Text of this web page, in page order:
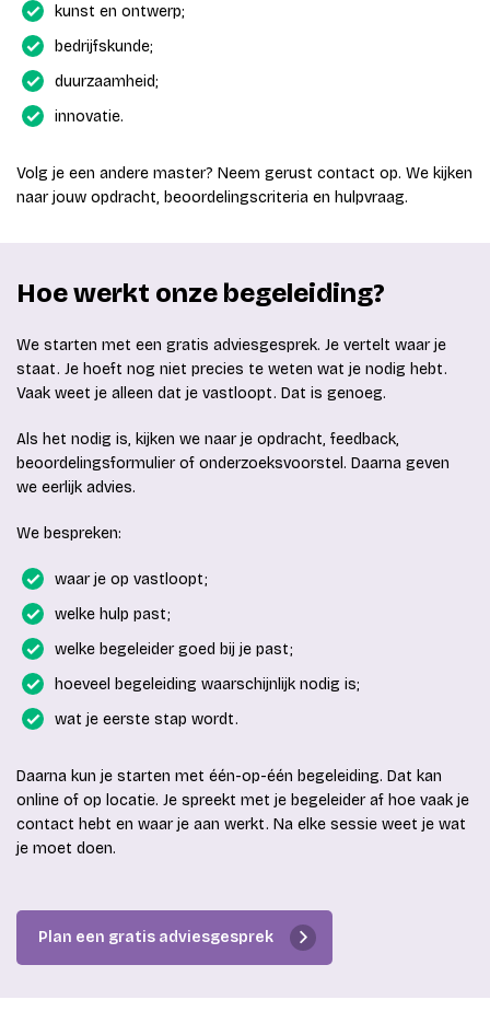
kunst en ontwerp;
bedrijfskunde;
duurzaamheid;
innovatie.
Volg je een andere master? Neem gerust contact op. We kijken
naar jouw opdracht, beoordelingscriteria en hulpvraag.
Hoe werkt onze begeleiding?
We starten met een gratis adviesgesprek. Je vertelt waar je
staat. Je hoeft nog niet precies te weten wat je nodig hebt.
Vaak weet je alleen dat je vastloopt. Dat is genoeg.
Als het nodig is, kijken we naar je opdracht, feedback,
beoordelingsformulier of onderzoeksvoorstel. Daarna geven
we eerlijk advies.
We bespreken:
waar je op vastloopt;
welke hulp past;
welke begeleider goed bij je past;
hoeveel begeleiding waarschijnlijk nodig is;
wat je eerste stap wordt.
Daarna kun je starten met één-op-één begeleiding. Dat kan
online of op locatie. Je spreekt met je begeleider af hoe vaak je
contact hebt en waar je aan werkt. Na elke sessie weet je wat
je moet doen.
Plan een gratis adviesgesprek